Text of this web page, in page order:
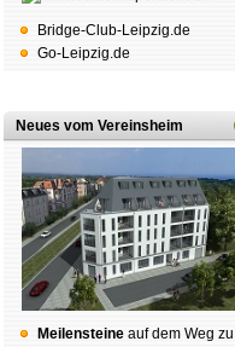
Bridge-Club-Leipzig.de
Go-Leipzig.de
Neues vom Vereinsheim
Mei­len­stei­ne auf dem Weg zu